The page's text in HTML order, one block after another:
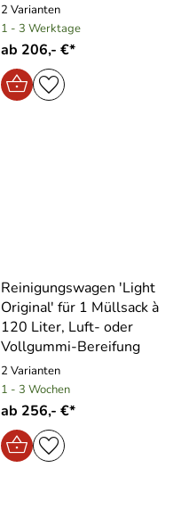
2 Varianten
1 - 3 Werktage
ab 206,- €*
Reinigungswagen ′Light
Original′ für 1 Müllsack à
120 Liter, Luft- oder
Vollgummi-Bereifung
2 Varianten
1 - 3 Wochen
ab 256,- €*